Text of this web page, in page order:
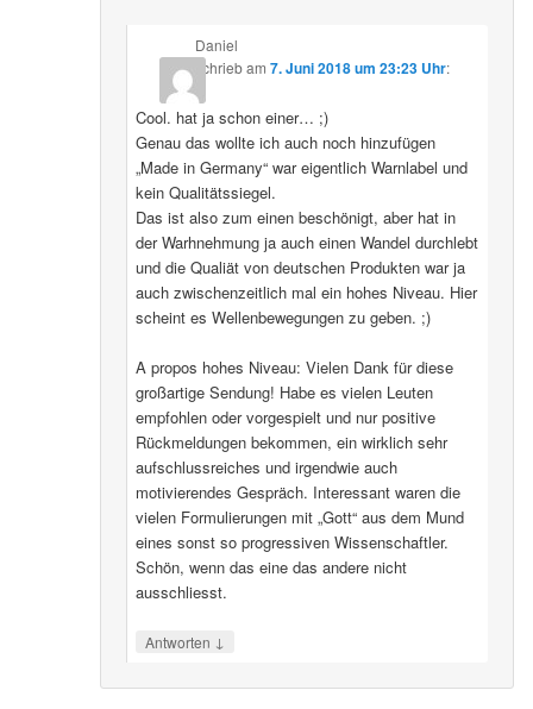
Daniel
schriebam 7. Juni 2018 um 23:23 Uhr:
Cool. hat ja schon einer… ;)
Genau das wollte ich auch noch hinzufügen
„Made in Germany“ war eigentlich Warnlabel und
kein Qualitätssiegel.
Das ist also zum einen beschönigt, aber hat in
der Warhnehmung ja auch einen Wandel durchlebt
und die Qualiät von deutschen Produkten war ja
auch zwischenzeitlich mal ein hohes Niveau. Hier
scheint es Wellenbewegungen zu geben. ;)
A propos hohes Niveau: Vielen Dank für diese
großartige Sendung! Habe es vielen Leuten
empfohlen oder vorgespielt und nur positive
Rückmeldungen bekommen, ein wirklich sehr
aufschlussreiches und irgendwie auch
motivierendes Gespräch. Interessant waren die
vielen Formulierungen mit „Gott“ aus dem Mund
eines sonst so progressiven Wissenschaftler.
Schön, wenn das eine das andere nicht
ausschliesst.
Antworten ↓